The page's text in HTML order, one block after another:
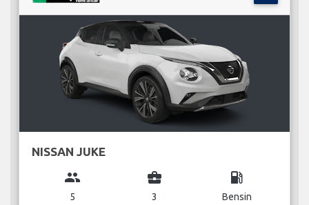
NISSAN JUKE
group
5
business_center
3
local_gas_station
Bensin